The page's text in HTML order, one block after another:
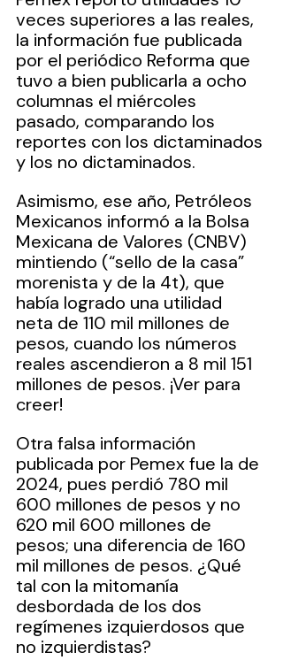
veces superiores a las reales,
la información fue publicada
por el periódico Reforma que
tuvo a bien publicarla a ocho
columnas el miércoles
pasado, comparando los
reportes con los dictaminados
y los no dictaminados.
Asimismo, ese año, Petróleos
Mexicanos informó a la Bolsa
Mexicana de Valores (CNBV)
mintiendo (“sello de la casa”
morenista y de la 4t), que
había logrado una utilidad
neta de 110 mil millones de
pesos, cuando los números
reales ascendieron a 8 mil 151
millones de pesos. ¡Ver para
creer!
Otra falsa información
publicada por Pemex fue la de
2024, pues perdió 780 mil
600 millones de pesos y no
620 mil 600 millones de
pesos; una diferencia de 160
mil millones de pesos. ¿Qué
tal con la mitomanía
desbordada de los dos
regímenes izquierdosos que
no izquierdistas?